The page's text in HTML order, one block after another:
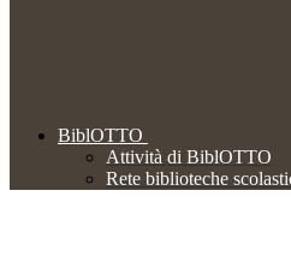
BiblOTTO
Attività di BiblOTTO
Rete biblioteche